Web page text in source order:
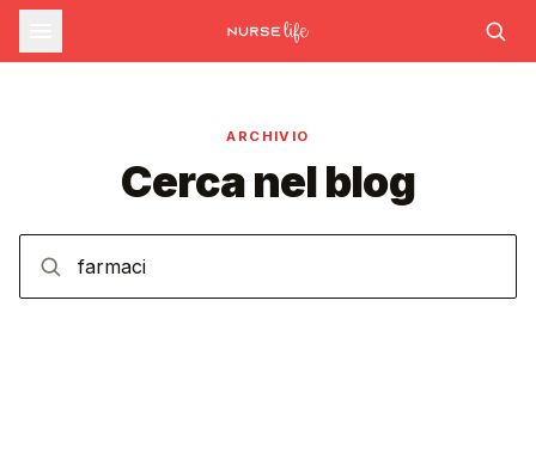
ARCHIVIO
Cerca nel blog